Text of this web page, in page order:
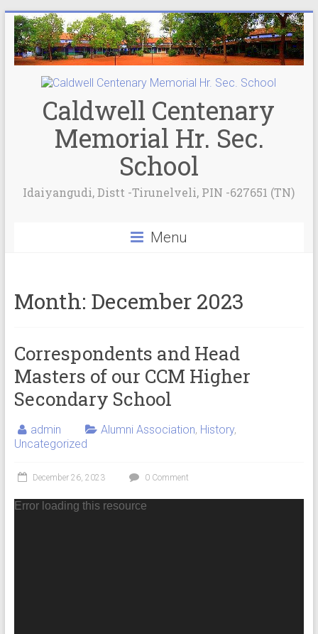
Caldwell Centenary
Memorial Hr. Sec.
School
Idaiyangudi, Distt -Tirunelveli, PIN -627651 (TN)
Menu
Month: December 2023
Correspondents and Head
Masters of our CCM Higher
Secondary School
admin Alumni Association, History,
Uncategorized
December 26, 2023 0 Comment
Error loading this resource